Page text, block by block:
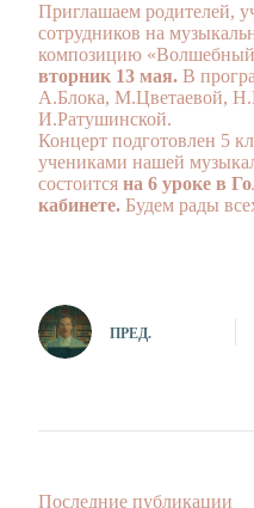
студия
Музыкальное
отделение
Психологическая
Служба
Тьюторская
служба
Приглашаем родителей,
сотрудников на
композицию «Волшебный
вторник 13 мая. В
А.Блока, М.Цветаевой,
И.Ратушинской.
Концерт подготовлен 5
учениками нашей
состоится на 6 уроке в
кабинете. Будем рады
ПРЕД.
Последние публикации